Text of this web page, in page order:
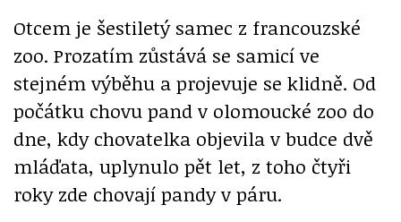
Otcem je šestiletý samec z francouzské
zoo. Prozatím zůstává se samicí ve
stejném výběhu a projevuje se klidně. Od
počátku chovu pand v olomoucké zoo do
dne, kdy chovatelka objevila v budce dvě
mláďata, uplynulo pět let, z toho čtyři
roky zde chovají pandy v páru.